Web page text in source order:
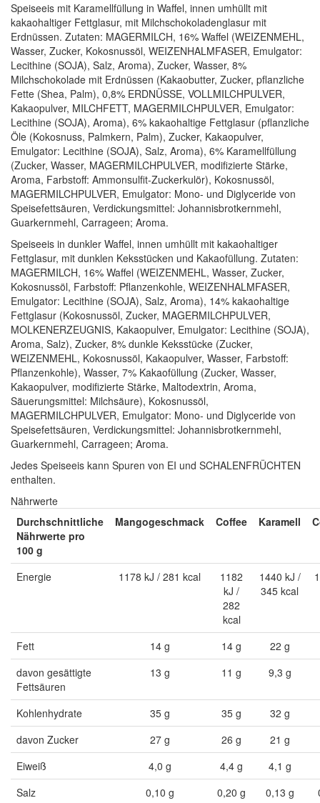
Speiseeis mit Karamellfüllung in Waffel, innen umhüllt mit
kakaohaltiger Fettglasur, mit Milchschokoladenglasur mit
Erdnüssen. Zutaten: MAGERMILCH, 16% Waffel (WEIZENMEHL,
Wasser, Zucker, Kokosnussöl, WEIZENHALMFASER, Emulgator:
Lecithine (SOJA), Salz, Aroma), Zucker, Wasser, 8%
Milchschokolade mit Erdnüssen (Kakaobutter, Zucker, pflanzliche
Fette (Shea, Palm), 0,8% ERDNÜSSE, VOLLMILCHPULVER,
Kakaopulver, MILCHFETT, MAGERMILCHPULVER, Emulgator:
Lecithine (SOJA), Aroma), 6% kakaohaltige Fettglasur (pflanzliche
Öle (Kokosnuss, Palmkern, Palm), Zucker, Kakaopulver,
Emulgator: Lecithine (SOJA), Salz, Aroma), 6% Karamellfüllung
(Zucker, Wasser, MAGERMILCHPULVER, modifizierte Stärke,
Aroma, Farbstoff: Ammonsulfit-Zuckerkulör), Kokosnussöl,
MAGERMILCHPULVER, Emulgator: Mono- und Diglyceride von
Speisefettsäuren, Verdickungsmittel: Johannisbrotkernmehl,
Guarkernmehl, Carrageen; Aroma.
Speiseeis in dunkler Waffel, innen umhüllt mit kakaohaltiger
Fettglasur, mit dunklen Keksstücken und Kakaofüllung. Zutaten:
MAGERMILCH, 16% Waffel (WEIZENMEHL, Wasser, Zucker,
Kokosnussöl, Farbstoff: Pflanzenkohle, WEIZENHALMFASER,
Emulgator: Lecithine (SOJA), Salz, Aroma), 14% kakaohaltige
Fettglasur (Kokosnussöl, Zucker, MAGERMILCHPULVER,
MOLKENERZEUGNIS, Kakaopulver, Emulgator: Lecithine (SOJA),
Aroma, Salz), Zucker, 8% dunkle Keksstücke (Zucker,
WEIZENMEHL, Kokosnussöl, Kakaopulver, Wasser, Farbstoff:
Pflanzenkohle), Wasser, 7% Kakaofüllung (Zucker, Wasser,
Kakaopulver, modifizierte Stärke, Maltodextrin, Aroma,
Säuerungsmittel: Milchsäure), Kokosnussöl,
MAGERMILCHPULVER, Emulgator: Mono- und Diglyceride von
Speisefettsäuren, Verdickungsmittel: Johannisbrotkernmehl,
Guarkernmehl, Carrageen; Aroma.
Jedes Speiseeis kann Spuren von EI und SCHALENFRÜCHTEN
enthalten.
Nährwerte
Durchschnittliche
Nährwerte pro
100 g
Mangogeschmack Coffee Karamell
Energie 1178 kJ / 281 kcal
1182
kJ /
282
kcal
1440 kJ /
345 kcal
Fett 14 g 14 g
22 g
davon gesättigte
Fettsäuren
13 g 11 g 9,3 g
Kohlenhydrate 35 g 35 g
32 g
davon Zucker
27 g 26 g
21 g
Eiweiß
4,0 g 4,4 g
4,1 g
Salz
0,10 g 0,20 g 0,13 g